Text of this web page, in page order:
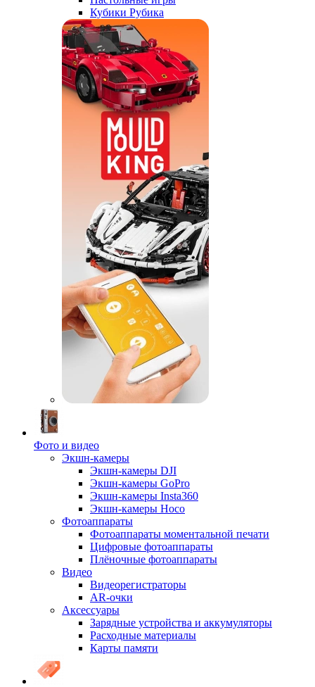
Кубики Рубика
Фото и видео
Экшн-камеры
Экшн-камеры DJI
Экшн-камеры GoPro
Экшн-камеры Insta360
Экшн-камеры Hoco
Фотоаппараты
Фотоаппараты моментальной печати
Цифровые фотоаппараты
Плёночные фотоаппараты
Видео
Видеорегистраторы
AR-очки
Аксессуары
Зарядные устройства и аккумуляторы
Расходные материалы
Карты памяти